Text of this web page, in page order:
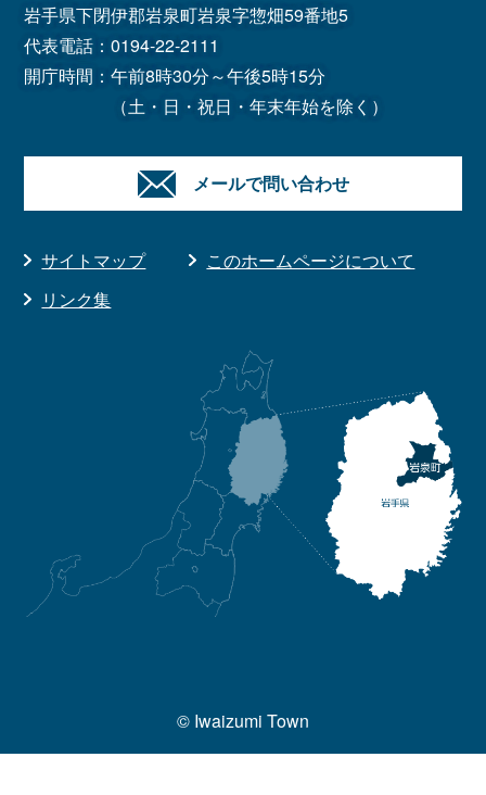
岩手県下閉伊郡岩泉町岩泉字惣畑59番地5
代表電話：0194-22-2111
開庁時間：午前8時30分～午後5時15分
（土・日・祝日・年末年始を除く）
メールで問い合わせ
サイトマップ
このホームページについて
リンク集
© Iwaizumi Town